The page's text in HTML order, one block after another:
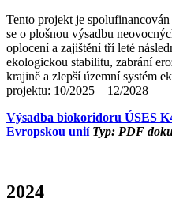
Tento projekt je
se o plošnou výsadbu
oplocení a zajištění tří leté
ekologickou stabilitu, zabrání
krajině a zlepší územní systém
projektu: 10/2025 – 12/2028
Výsadba biokoridoru ÚSES
Evropskou uniíTyp: PDF
2024